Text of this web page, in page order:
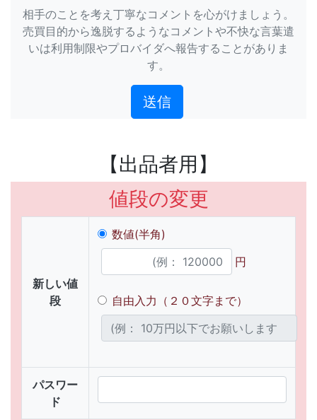
相手のことを考え丁寧なコメントを心がけましょう。
売買目的から逸脱するようなコメントや不快な言葉遣
いは利用制限やプロバイダへ報告することがありま
す。
【出品者用】
値段の変更
新しい値
段
数値(半角)
円
自由入力（２０文字まで）
パスワー
ド